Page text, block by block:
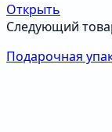
Открыть
Следующий
Подарочная